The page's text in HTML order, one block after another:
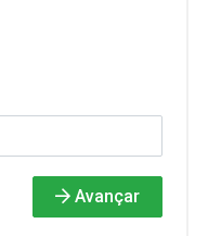
Avançar